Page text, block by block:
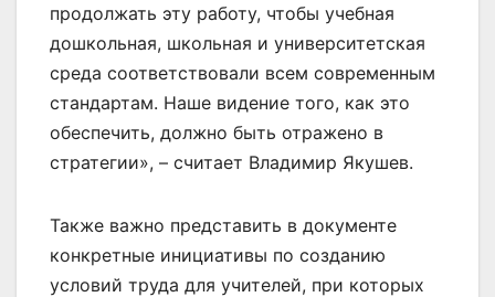
продолжать эту работу, чтобы учебная
дошкольная, школьная и университетская
среда соответствовали всем современным
стандартам. Наше видение того, как это
обеспечить, должно быть отражено в
стратегии», – считает Владимир Якушев.
Также важно представить в документе
конкретные инициативы по созданию
условий труда для учителей, при которых